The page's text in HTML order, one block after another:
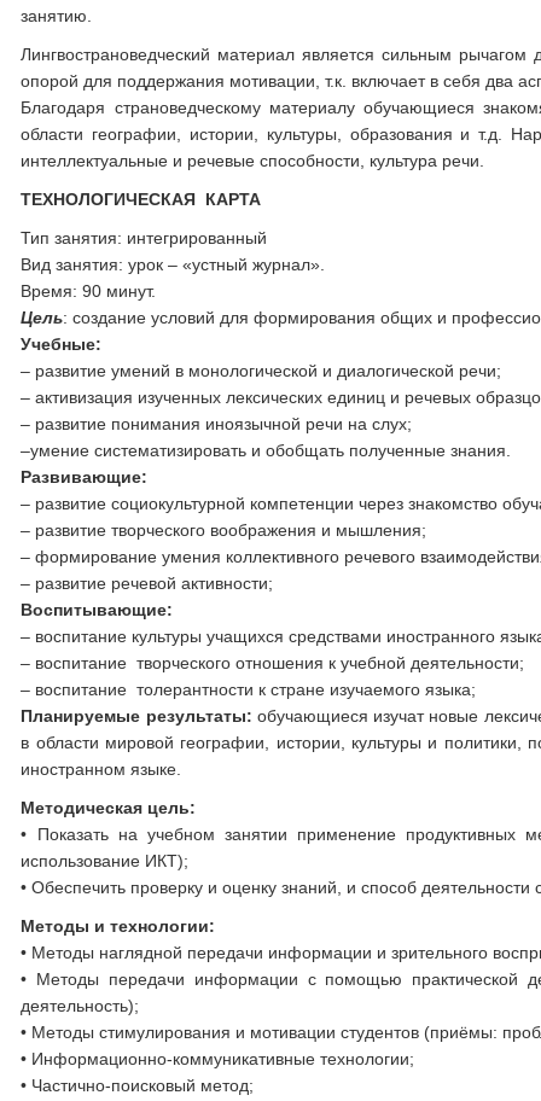
занятию.
Лингвострановедческий материал является сильным
опорой для поддержания мотивации, т.к. включает в себя два
Благодаря страноведческому материалу обучающиеся
области географии, истории, культуры, образования и т.д.
интеллектуальные и речевые способности, культура речи.
ТЕХНОЛОГИЧЕСКАЯ КАРТА
Тип занятия: интегрированный
Вид занятия: урок – «устный журнал».
Время: 90 минут.
Цель: создание условий для формирования общих и
Учебные:
– развитие умений в монологической и диалогической речи;
– активизация изученных лексических единиц и речевых
– развитие понимания иноязычной речи на слух;
–умение систематизировать и обобщать полученные знания.
Развивающие:
– развитие социокультурной компетенции через знакомство
– развитие творческого воображения и мышления;
– формирование умения коллективного речевого
– развитие речевой активности;
Воспитывающие:
– воспитание культуры учащихся средствами иностранного
– воспитание творческого отношения к учебной деятельности;
– воспитание толерантности к стране изучаемого языка;
Планируемые результаты: обучающиеся изучат новые
в области мировой географии, истории, культуры и политики,
иностранном языке.
Методическая цель:
• Показать на учебном занятии применение продуктивных
использование ИКТ);
• Обеспечить проверку и оценку знаний, и способ
Методы и технологии:
• Методы наглядной передачи информации и зрительного
• Методы передачи информации с помощью практической
деятельность);
• Методы стимулирования и мотивации студентов (приёмы:
• Информационно-коммуникативные технологии;
• Частично-поисковый метод;